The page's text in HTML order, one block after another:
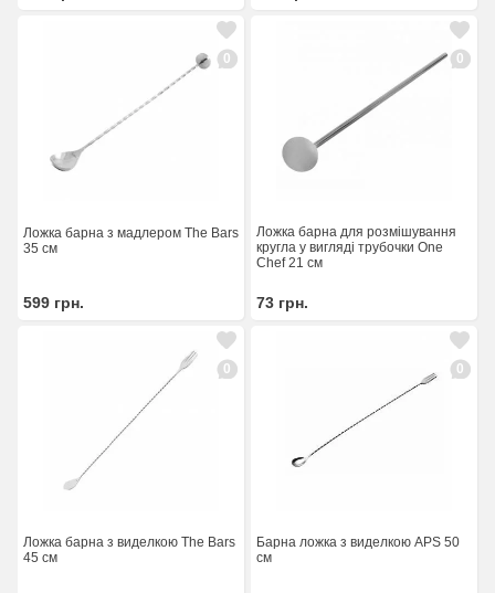
0
Ложка барна з мадлером The Bars
35 см
599 грн.
0
Ложка барна для розмішування
кругла у вигляді трубочки One
Chef 21 см
73 грн.
0
Ложка барна з виделкою The Bars
45 см
0
Барна ложка з виделкою APS 50
см